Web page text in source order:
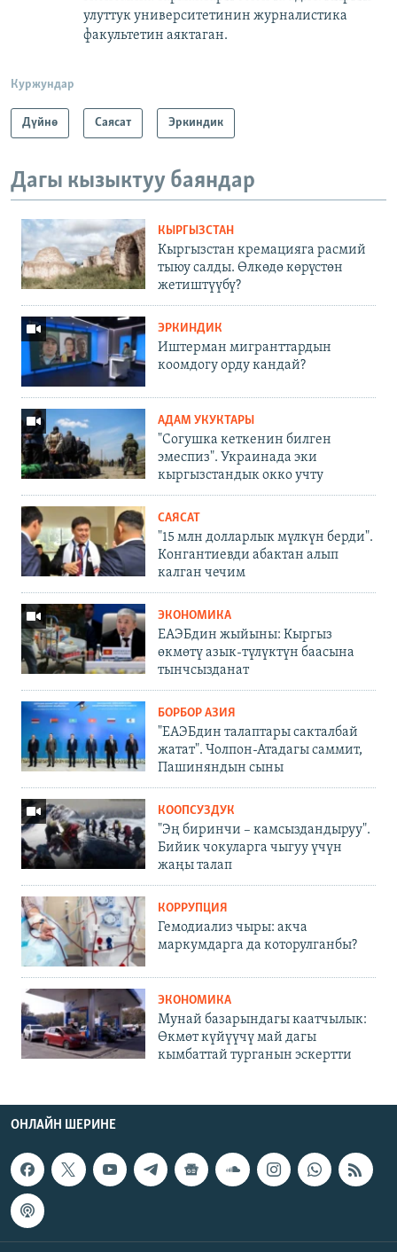
улуттук университетинин журналистика
факультетин аяктаган.
Куржундар
Дүйнө Саясат Эркиндик
Дагы кызыктуу баяндар
КЫРГЫЗСТАН
Кыргызстан кремацияга расмий
тыюу салды. Өлкөдө көрүстөн
жетиштүүбү?
ЭРКИНДИК
Иштерман мигранттардын
коомдогу орду кандай?
АДАМ УКУКТАРЫ
"Согушка кеткенин билген
эмеспиз". Украинада эки
кыргызстандык окко учту
САЯСАТ
"15 млн долларлык мүлкүн берди".
Конгантиевди абактан алып
калган чечим
ЭКОНОМИКА
ЕАЭБдин жыйыны: Кыргыз
өкмөтү азык-түлүктүн баасына
тынчсызданат
БОРБОР АЗИЯ
"ЕАЭБдин талаптары сакталбай
жатат". Чолпон-Атадагы саммит,
Пашиняндын сыны
КООПСУЗДУК
"Эң биринчи – камсыздандыруу".
Бийик чокуларга чыгуу үчүн
жаңы талап
КОРРУПЦИЯ
Гемодиализ чыры: акча
маркумдарга да которулганбы?
ЭКОНОМИКА
Мунай базарындагы каатчылык:
Өкмөт күйүүчү май дагы
кымбаттай турганын эскертти
ОНЛАЙН ШЕРИНЕ